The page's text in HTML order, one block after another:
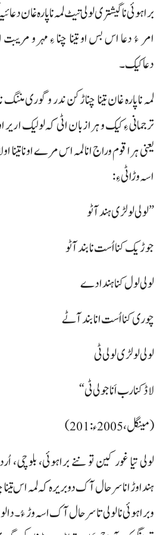
براہوئی نا گیشتری لولی تیٹ لمہ نا پارہ غان
امر ءُ دعا اس بس او تینا چنا ءِ مہر و
دعاکیک۔
لمہ نا پارہ غان تینا چناڑکن ندر و گوری مننگ
ترجمانی ءِ کیک و ہرا زبان اٹی کہ لولیک اریر
یعنی ہرا قوم وراج انا لمہ اس مرے اونا تینا
اسہ وڑاٹی ءِ:
”لولی لولڑی ہند آٹو
جوڑیک کنا اُست نا بند آٹو
لولی لول کنا ہندادے
چوری کنا اُست انا بند آٹے
لولی لولڑی لولی ٹی
لاڈ کنا رب اَنا جولی ٹی“
(مینگل، 2005ء:201)
لولی تیا غور کین تو ننے براہوئی، بلوچی،
ہنداوڑ انا سرحال آک دو بریرہ کہ لمہ اس
و براہوئی نا لولی تا سرحال آک اسہ وڑ ءُ۔ دا